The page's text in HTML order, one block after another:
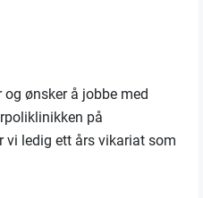
ønsker å jobbe med
på
vi ledig ett års vikariat som